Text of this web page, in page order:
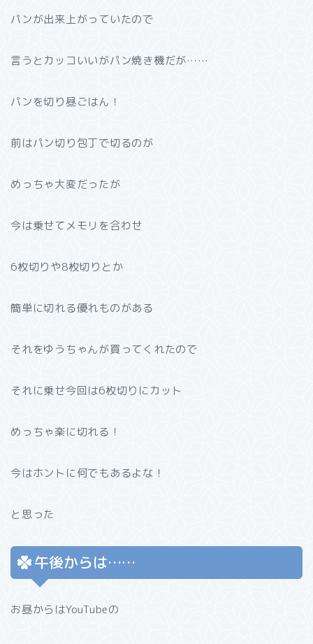
パンが出来上がっていたので
言うとカッコいいがパン焼き機だが……
パンを切り昼ごはん！
前はパン切り包丁で切るのが
めっちゃ大変だったが
今は乗せてメモリを合わせ
6枚切りや8枚切りとか
簡単に切れる優れものがある
それをゆうちゃんが買ってくれたので
それに乗せ今回は6枚切りにカット
めっちゃ楽に切れる！
今はホントに何でもあるよな！
と思った
午後からは……
お昼からはYouTubeの